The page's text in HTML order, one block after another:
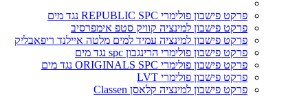
פרקט פישבון פולימרי REPUBLIC SPC נגד מים
פרקט פישבון למינציה קוויק סטפ אימפרסיב
פרקט פישבון למינציה עמיד למים מלטה איילנד ריפאבליק
פרקט פישבון פולימרי הרינגבון spc נגד מים
פרקט פישבון פולימרי ORIGINALS SPC נגד מים
פרקט פישבון פולימרי LVT
פרקט פישבון למינציה קלאסן Classen